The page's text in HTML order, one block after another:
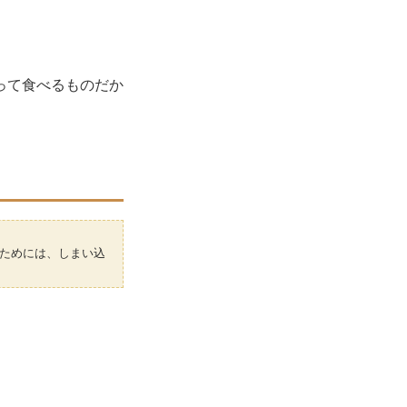
て食べるものだか
めには、しまい込